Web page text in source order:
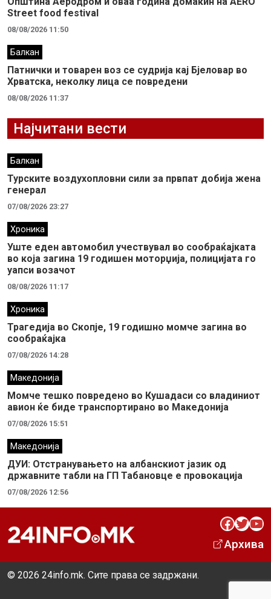
Street food festival
08/08/2026 11:50
Балкан
Патнички и товарен воз се судрија кај Бјеловар во
Хрватска, неколку лица се повредени
08/08/2026 11:37
Најчитани вести
Балкан
Турските воздухопловни сили за првпат добија жена
генерал
07/08/2026 23:27
Хроника
Уште еден автомобил учествувал во сообраќајката
во која загина 19 годишен моторџија, полицијата го
уапси возачот
08/08/2026 11:17
Хроника
Трагедија во Скопје, 19 годишно момче загина во
сообраќајка
07/08/2026 14:28
Македонија
Момче тешко повредено во Кушадаси со владиниот
авион ќе биде транспортирано во Македонија
07/08/2026 15:51
Македонија
ДУИ: Отстранувањето на албанскиот јазик од
државните табли на ГП Табановце е провокација
07/08/2026 12:56
Facebook Twitter YouTube
Архива
© 2026 24info.mk. Сите права се задржани.